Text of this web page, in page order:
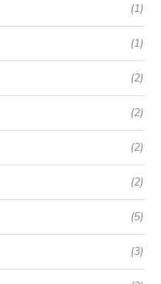
(1)
(1)
(2)
(2)
(2)
(2)
(5)
(3)